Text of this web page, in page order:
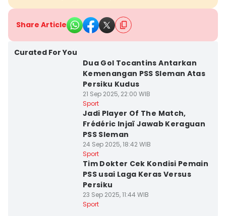
Share Article
Curated For You
Dua Gol Tocantins Antarkan
Kemenangan PSS Sleman Atas
Persiku Kudus
21 Sep 2025, 22:00 WIB
Sport
Jadi Player Of The Match,
Frédéric Injaï Jawab Keraguan
PSS Sleman
24 Sep 2025, 18:42 WIB
Sport
Tim Dokter Cek Kondisi Pemain
PSS usai Laga Keras Versus
Persiku
23 Sep 2025, 11:44 WIB
Sport